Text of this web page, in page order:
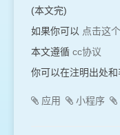
(本文完)
如果你可以 点击这
本文遵循 cc协议
你可以在注明出处
应用 小程序